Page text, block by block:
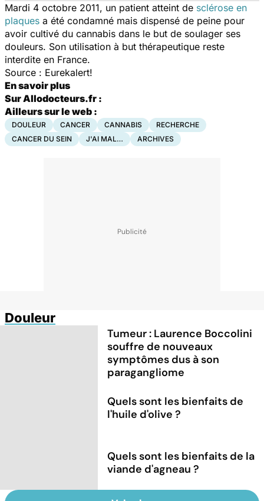
Mardi 4 octobre 2011, un patient atteint de sclérose en
plaques a été condamné mais dispensé de peine pour
avoir cultivé du cannabis dans le but de soulager ses
douleurs. Son utilisation à but thérapeutique reste
interdite en France.
Source : Eurekalert!
En savoir plus
Sur Allodocteurs.fr :
Ailleurs sur le web :
DOULEUR CANCER CANNABIS
RECHERCHE
CANCER DU SEIN
J'AI MAL… ARCHIVES
Douleur
Tumeur : Laurence Boccolini
souffre de nouveaux
symptômes dus à son
paragangliome
Quels sont les bienfaits de
l'huile d'olive ?
Quels sont les bienfaits de la
viande d'agneau ?